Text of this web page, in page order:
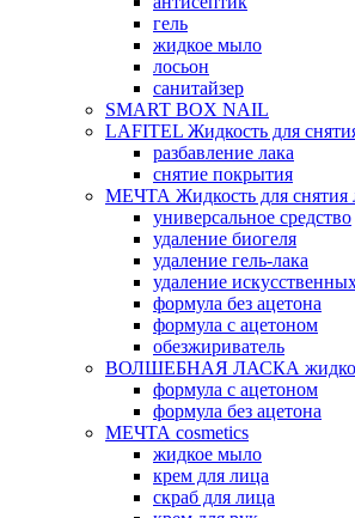
гель
жидкое мыло
лосьон
санитайзер
SMART BOX NAIL
LAFITEL Жидкость для
разбавление лака
снятие покрытия
МЕЧТА Жидкость для снятия
универсальное средство
удаление биогеля
удаление гель-лака
удаление
формула без ацетона
формула с ацетоном
обезжириватель
ВОЛШЕБНАЯ ЛАСКА
формула с ацетоном
формула без ацетона
МЕЧТА cosmetics
жидкое мыло
крем для лица
скраб для лица